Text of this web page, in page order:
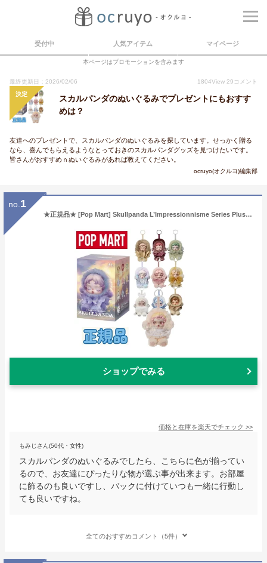
受付中 人気アイテム マイページ
本ページはプロモーションを含みます
最終更新日：2026/02/06 1804View 29 コメント
決定
スカルパンダのぬいぐるみでプレゼントにもおすす
めは？
友達へのプレゼントで、スカルパンダのぬいぐるみを探しています。せっかく贈る
なら、喜んでもらえるようなとっておきのスカルパンダグッズを見つけたいです。
皆さんがおすすめｎぬいぐるみがあれば教えてください。
ocruyo(オクルヨ)編集部
no. 1
★正規品★ [Pop Mart] Skullpanda L’Impressionnisme Series Plush Doll (1 Blind Box ~ 9 Blind Box) ポップマート スカルパンダ リマンプリショニスム シリーズ ぬいぐるみ ブラインドボックス 正規品 人気 キャラクターグッズ おしゃれ アート風 インテリア
ショップでみる
価格と在庫を楽天でチェック >>
もみじさん(50代・女性)
スカルパンダのぬいぐるみでしたら、こちらに色が揃ってい
るので、お友達にぴったりな物が選ぶ事が出来ます。お部屋
に飾るのも良いですし、バックに付けていつも一緒に行動し
ても良いですね。
全てのおすすめコメント（5件）